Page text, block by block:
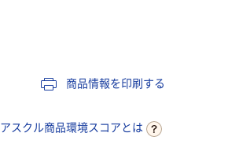
商品情報を印刷する
アスクル商品環境スコアとは